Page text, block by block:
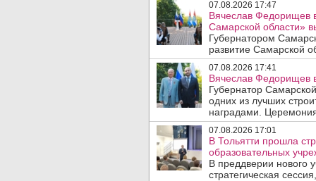
07.08.2026 17:47
Вячеслав Федорищев
Самарской области»
Губернатором
развитие Самарской
07.08.2026 17:41
Вячеслав Федорищев
Губернатор
одних из лучших
наградами.
07.08.2026 17:01
В Тольятти прошла
образовательных
В преддверии нового
стратегическая